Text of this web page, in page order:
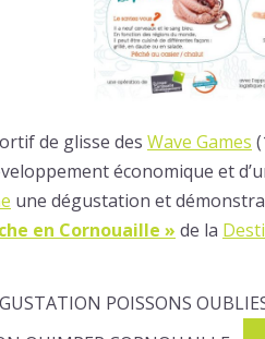
de glisse des Wave Games
économique et
une dégustation et
en Cornouaille » de la
POISSONS